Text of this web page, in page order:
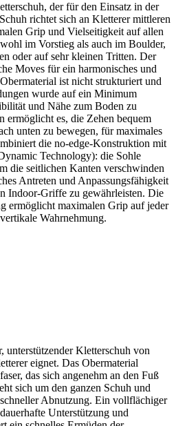
der für den Einsatz in der
richtet sich an Kletterer mittleren
Grip und Vielseitigkeit auf allen
im Vorstieg als auch im Boulder,
oder auf sehr kleinen Tritten. Der
Moves für ein harmonisches und
ist nicht strukturiert und
wurde auf ein Minimum
und Nähe zum Boden zu
ermöglicht es, die Zehen bequem
unten zu bewegen, für maximales
die no-edge-Konstruktion mit
Technology): die Sohle
die seitlichen Kanten verschwinden
Antreten und Anpassungsfähigkeit
Indoor-Griffe zu gewährleisten. Die
ermöglicht maximalen Grip auf jeder
Wahrnehmung.
unterstützender Kletterschuh von
eignet. Das Obermaterial
das sich angenehm an den Fuß
sich um den ganzen Schuh und
Abnutzung. Ein vollflächiger
Unterstützung und